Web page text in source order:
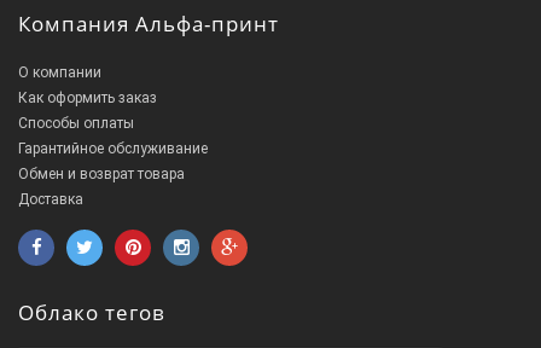
Компания Альфа-принт
О компании
Как оформить заказ
Способы оплаты
Гарантийное обслуживание
Обмен и возврат товара
Доставка
Облако тегов